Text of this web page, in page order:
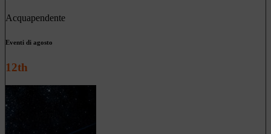
Acquapendente
Eventi di agosto
12th